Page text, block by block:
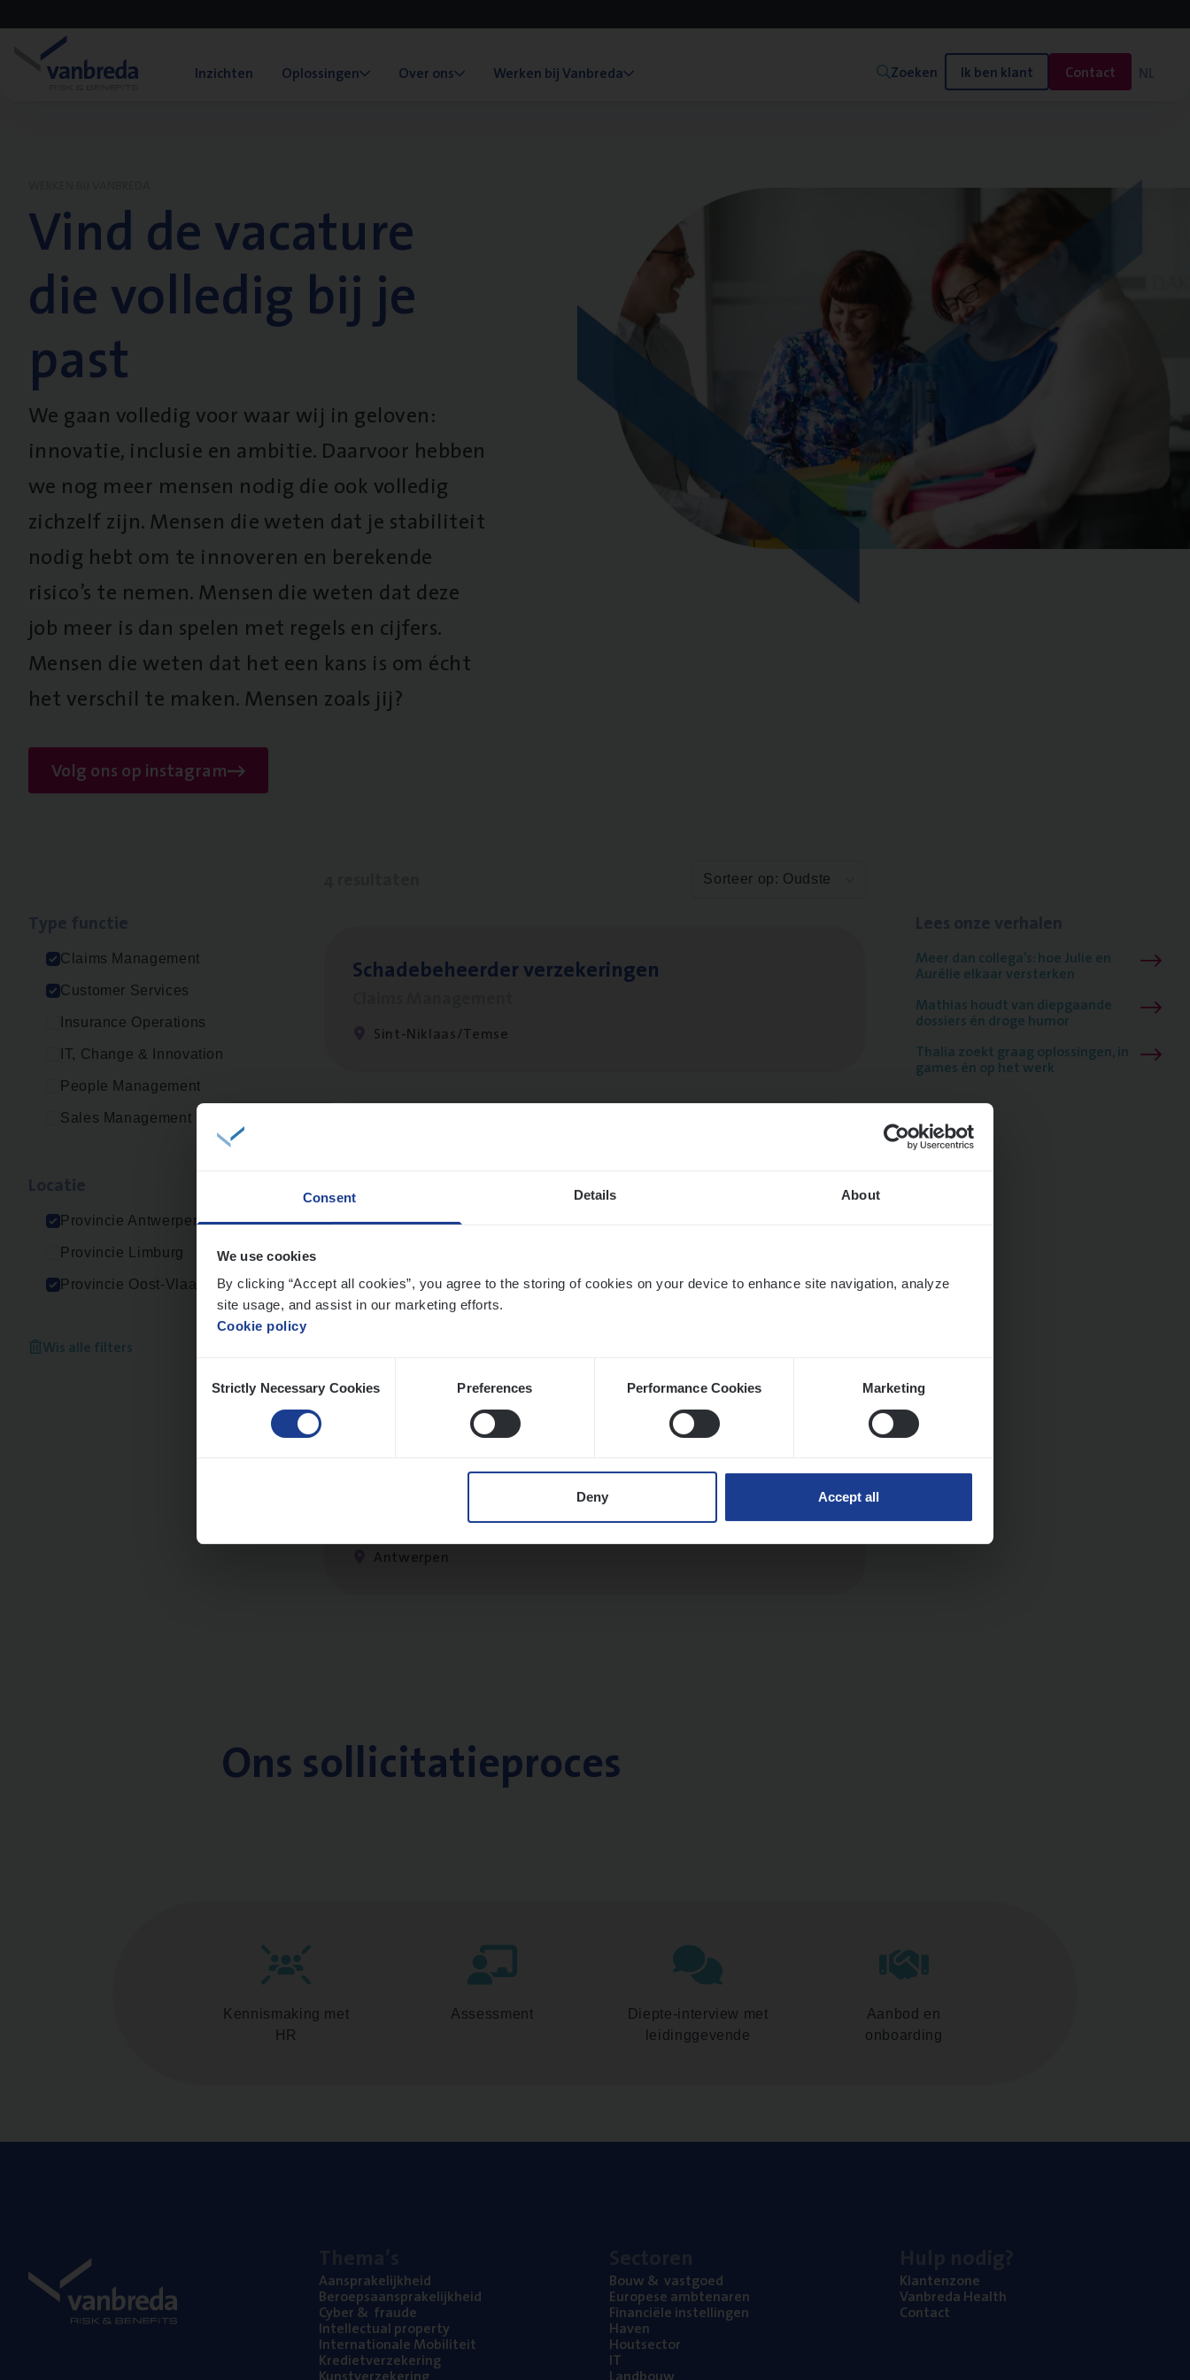
Consent Details About
We use cookies
By clicking “Accept all cookies”, you agree to the storing of cookies on your device to enhance site navigation, analyze
site usage, and assist in our marketing efforts.
Cookie policy
Selection
Strictly Necessary Cookies Preferences Performance Cookies Marketing
Deny Accept all
Inzichten Oplossingen Over ons Werken bij Vanbreda Zoeken Ik ben klant Contact NL
Vind de vacature
die volledig bij je
past
We gaan volledig voor waar wij in geloven:
innovatie, inclusie en ambitie. Daarvoor hebben
we nog meer mensen nodig die ook volledig
zichzelf zijn. Mensen die weten dat je stabiliteit
nodig hebt om te innoveren en berekende
risico’s te nemen. Mensen die weten dat deze
job meer is dan spelen met regels en cijfers.
Mensen die weten dat het een kans is om écht
het verschil te maken. Mensen zoals jij?
Volg ons op instagram
Claims Management
Customer Services
Insurance Operations
IT, Change & Innovation
People Management
Sales Management
Provincie Antwerpen
Provincie Limburg
Provincie Oost-Vlaanderen
Wis alle filters
Sorteer op: Oudste
Scha­de­be­heer­der verzekeringen
Sint-Niklaas/Temse
Cus­to­mer Care Expert Hospitalisatieverzekeringen
Antwerpen
Bike
Claims Management
Antwerpen
Meer dan collega’s: hoe Julie en
Aurélie elkaar versterken
Mathias houdt van diepgaande
dossiers én droge humor
Thalia zoekt graag oplossingen, in
games én op het werk
Ons sollicitatieproces
Kennismaking met
HR
Assessment
Diepte-interview met
leidinggevende
Aanbod en
onboarding
Aan­spra­ke­lijk­heid
Beroeps­aan­spra­ke­lijk­heid
Cyber& fraude
Intel­lec­tu­al property
Inter­na­ti­o­na­le Mobiliteit
Kre­diet­ver­ze­ke­ring
Bouw& vastgoed
Euro­pe­se ambtenaren
Finan­ci­ë­le instellingen
Haven
Hout­sec­tor
IT
Klan­ten­zo­ne
Van­b­re­da Health
Con­tact